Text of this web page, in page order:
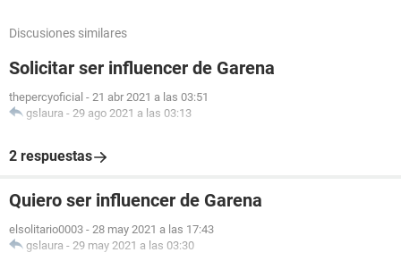
Discusiones similares
Solicitar ser influencer de Garena
thepercyoficial - 21 abr 2021 a las 03:51
gslaura - 29 ago 2021 a las 03:13
2 respuestas
Quiero ser influencer de Garena
elsolitario0003 - 28 may 2021 a las 17:43
gslaura - 29 may 2021 a las 03:30